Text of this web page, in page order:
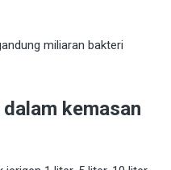
miliaran bakteri
kemasan